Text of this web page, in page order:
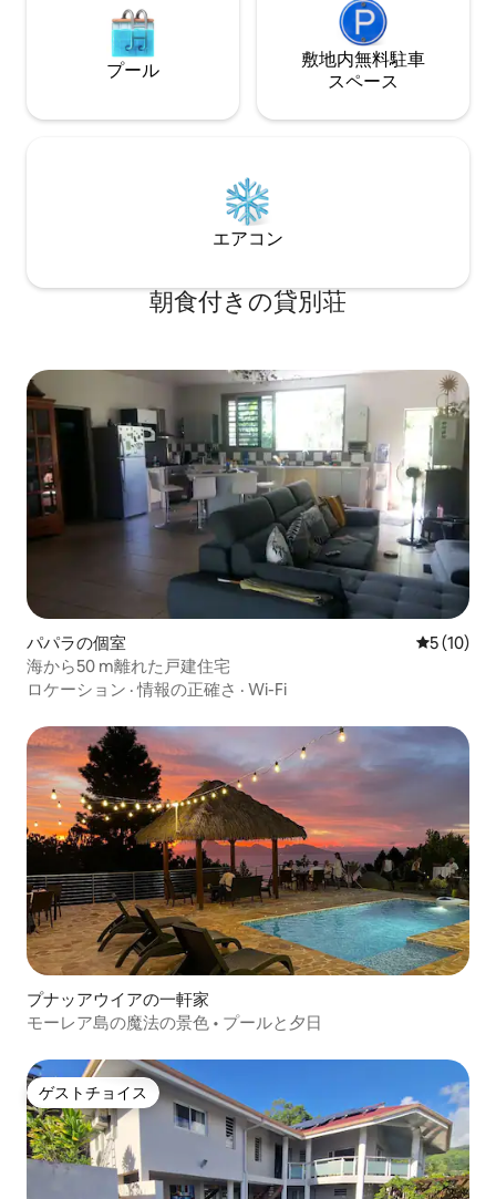
プール
敷地内無料駐⁠車
ス⁠ペ⁠ー⁠ス
エアコン
朝食付きの貸別荘
パパラの個室 レビュー
5 (10)
海から50 m離れた戸建住宅
ロケーション ·情報の正確さ · Wi-Fi
プナッアウイアの一軒家
モーレア島の魔法の景色 • プールと夕日
ゲストチョイス
ゲストチョイス